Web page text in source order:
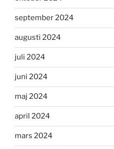
september 2024
augusti 2024
juli 2024
juni 2024
maj 2024
april 2024
mars 2024